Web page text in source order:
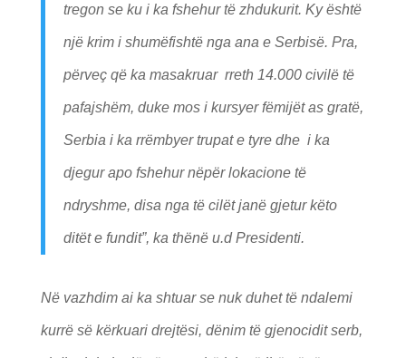
tregon se ku i ka fshehur të zhdukurit. Ky është
një krim i shumëfishtë nga ana e Serbisë. Pra,
përveç që ka masakruar rreth 14.000 civilë të
pafajshëm, duke mos i kursyer fëmijët as gratë,
Serbia i ka rrëmbyer trupat e tyre dhe i ka
djegur apo fshehur nëpër lokacione të
ndryshme, disa nga të cilët janë gjetur këto
ditët e fundit”, ka thënë u.d Presidenti.
Në vazhdim ai ka shtuar se nuk duhet të ndalemi
kurrë së kërkuari drejtësi, dënim të gjenocidit serb,